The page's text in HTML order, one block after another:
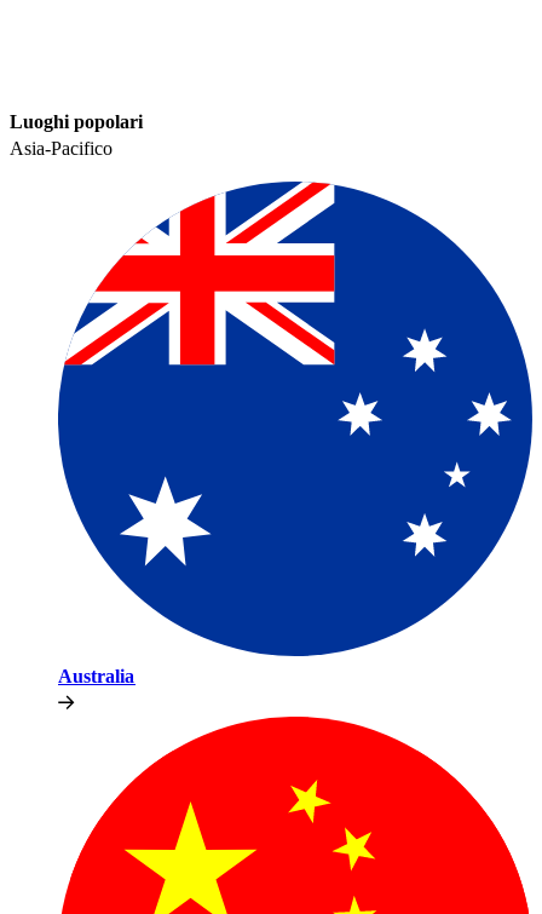
Luoghi popolari​​
Asia-Pacifico​​
Australia​​